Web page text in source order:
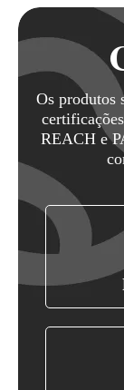
Os produtos
REACH e